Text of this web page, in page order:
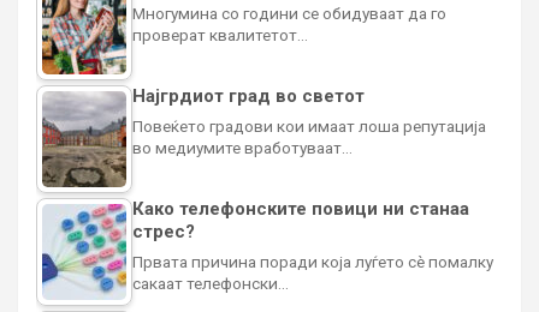
Многумина со години се обидуваат да го
проверат квалитетот…
Најгрдиот град во светот
Повеќето градови кои имаат лоша репутација
во медиумите вработуваат…
Како телефонските повици ни станаа
стрес?
Првата причина поради која луѓето сè помалку
сакаат телефонски…